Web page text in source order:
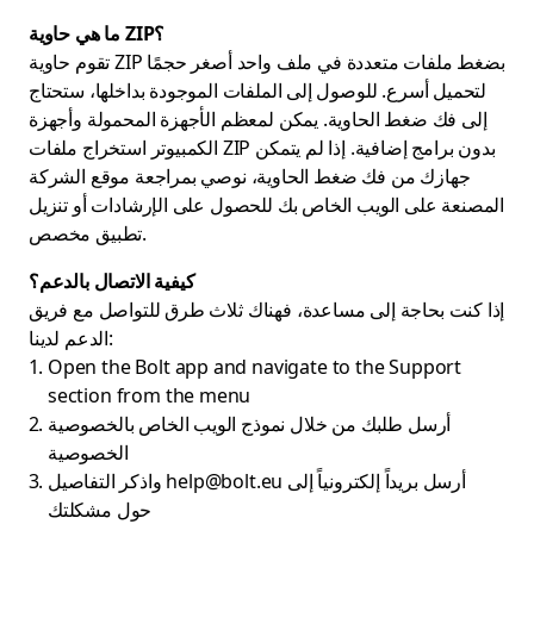
ما هي حاوية ZIP؟
تقوم حاوية ZIP بضغط ملفات متعددة في ملف واحد أصغر حجمًا
لتحميل أسرع. للوصول إلى الملفات الموجودة بداخلها، ستحتاج
إلى فك ضغط الحاوية. يمكن لمعظم الأجهزة المحمولة وأجهزة
الكمبيوتر استخراج ملفات ZIP بدون برامج إضافية. إذا لم يتمكن
جهازك من فك ضغط الحاوية، نوصي بمراجعة موقع الشركة
المصنعة على الويب الخاص بك للحصول على الإرشادات أو تنزيل
تطبيق مخصص.
كيفية الاتصال بالدعم؟
إذا كنت بحاجة إلى مساعدة، فهناك ثلاث طرق للتواصل مع فريق
الدعم لدينا:
Open the Bolt app and navigate to the Support
section from the menu
أرسل طلبك من خلال نموذج الويب الخاص بالخصوصية
الخصوصية
أرسل بريداً إلكترونياً إلى help@bolt.eu واذكر التفاصيل
حول مشكلتك